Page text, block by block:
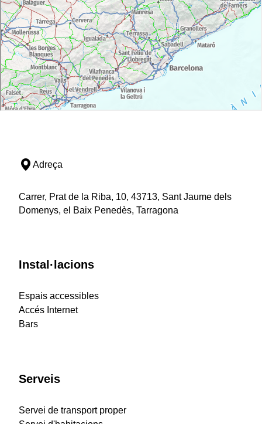
Adreça
Carrer, Prat de la Riba, 10, 43713, Sant Jaume dels
Domenys, el Baix Penedès, Tarragona
Instal·lacions
Espais accessibles
Accés Internet
Bars
Serveis
Servei de transport proper